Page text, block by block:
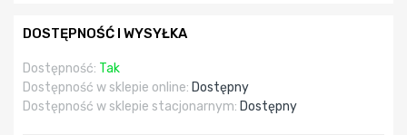
DOSTĘPNOŚĆ I WYSYŁKA
Dostępność: Tak
Dostępność w sklepie online: Dostępny
Dostępność w sklepie stacjonarnym: Dostępny